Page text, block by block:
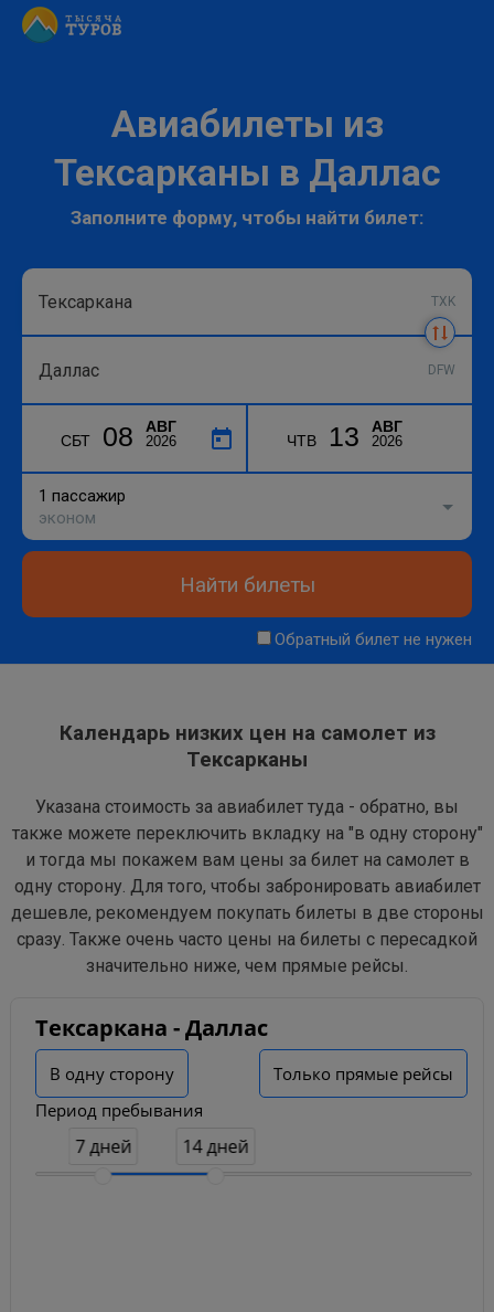
Авиабилеты из
Тексарканы в Даллас
Заполните форму, чтобы найти билет:
TXK
DFW
СБТ 08 АВГ
2026 ЧТВ 13 АВГ
2026
1 пассажир
эконом
Найти билеты
Обратный билет не нужен
Календарь низких цен на самолет из
Тексарканы
Указана стоимость за авиабилет туда - обратно, вы
также можете переключить вкладку на "в одну сторону"
и тогда мы покажем вам цены за билет на самолет в
одну сторону. Для того, чтобы забронировать авиабилет
дешевле, рекомендуем покупать билеты в две стороны
сразу. Также очень часто цены на билеты с пересадкой
значительно ниже, чем прямые рейсы.
Тексаркана - Даллас
В одну сторону
Только прямые рейсы
Период пребывания
7 дней 14 дней